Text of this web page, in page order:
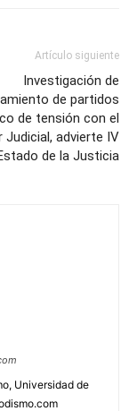
Artículo siguiente
Investigación de
de partidos
de tensión con el
Judicial, advierte IV
de la Justicia
Universidad de